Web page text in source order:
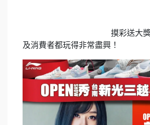
摸彩送大獎等活
及消費者都玩得非常盡興！